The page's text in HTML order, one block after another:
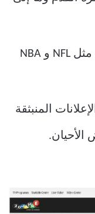
يتم أيضًا بث البطولات الكبرى مثل NFL و NBA
المنبثقة